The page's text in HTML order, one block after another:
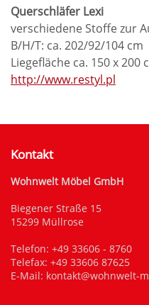
Querschläfer Lexi
verschiedene Stoffe zur
B/H/T: ca. 202/92/104 cm
Liegefläche ca. 150 x 200
http://www.restyl.pl
Kontakt
Wohnwelt Möbel GmbH
Biegener Straße 15
15299 Müllrose
Telefon: +49 33606 - 8760
Telefax: +49 33606 87625
E-Mail: kontakt@wohnwelt-